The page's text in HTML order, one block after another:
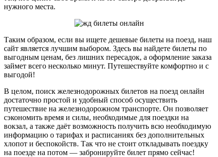
нужного места.
Таким образом, если вы ищете дешевые билеты на поезд, наш
сайт является лучшим выбором. Здесь вы найдете билеты по
выгодным ценам, без лишних пересадок, а оформление заказа
займет всего несколько минут. Путешествуйте комфортно и с
выгодой!
В целом, поиск железнодорожных билетов на поезд онлайн
достаточно простой и удобный способ осуществить
путешествие на железнодорожном транспорте. Он позволяет
сэкономить время и силы, необходимые для поездки на
вокзал, а также даёт возможность получить всю необходимую
информацию о тарифах и расписаниях без дополнительных
хлопот и беспокойств. Так что не стоит откладывать поездку
на поезде на потом — забронируйте билет прямо сейчас!